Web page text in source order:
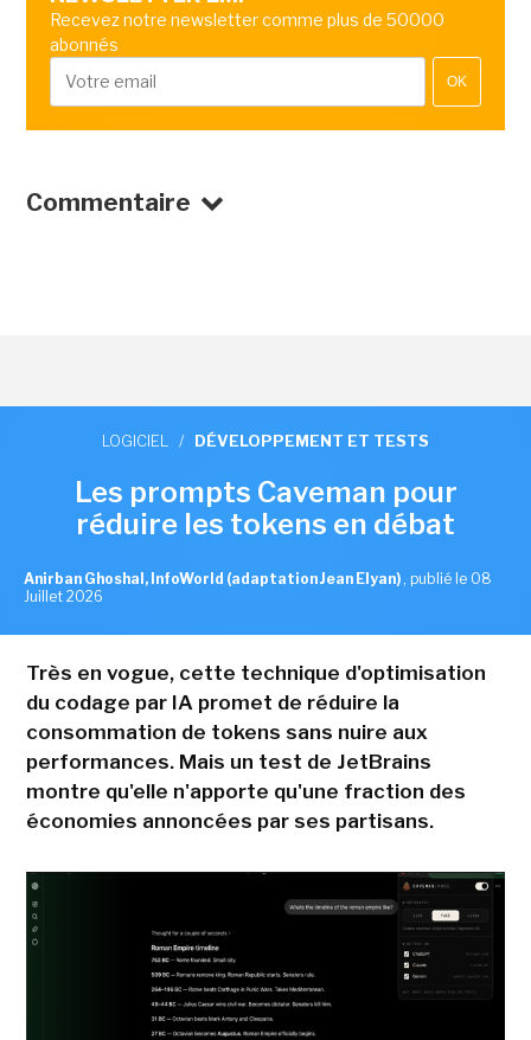
Recevez notre newsletter comme plus de 50000
abonnés
OK
Commentaire
LOGICIEL / DÉVELOPPEMENT ET TESTS
Les prompts Caveman pour
réduire les tokens en débat
Anirban Ghoshal, InfoWorld (adaptation Jean Elyan) , publié le 08
Juillet 2026
Très en vogue, cette technique d'optimisation
du codage par IA promet de réduire la
consommation de tokens sans nuire aux
performances. Mais un test de JetBrains
montre qu'elle n'apporte qu'une fraction des
économies annoncées par ses partisans.